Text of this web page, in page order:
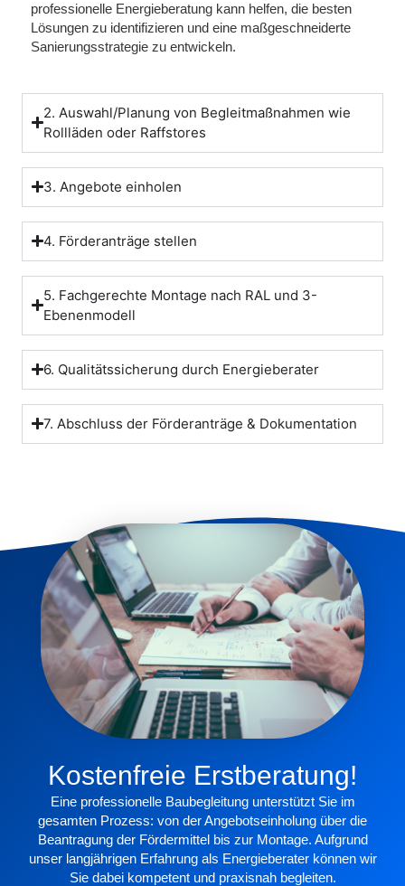
professionelle Energieberatung kann helfen, die besten
Lösungen zu identifizieren und eine maßgeschneiderte
Sanierungsstrategie zu entwickeln.
2. Auswahl/Planung von Begleitmaßnahmen wie
Rollläden oder Raffstores
3. Angebote einholen
4. Förderanträge stellen
5. Fachgerechte Montage nach RAL und 3-
Ebenenmodell
6. Qualitätssicherung durch Energieberater
7. Abschluss der Förderanträge & Dokumentation
Kostenfreie Erstberatung!
Eine professionelle Baubegleitung unterstützt Sie im
gesamten Prozess: von der Angebotseinholung über die
Beantragung der Fördermittel bis zur Montage. Aufgrund
unser langjährigen Erfahrung als Energieberater können wir
Sie dabei kompetent und praxisnah begleiten.